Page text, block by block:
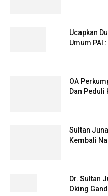
Ucapkan
Umum PAI :
OA
Dan Peduli
Sultan
Kembali
Dr. Sultan
Oking